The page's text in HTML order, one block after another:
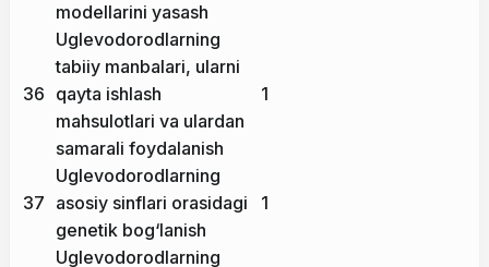
modellarini yasash
36
Uglevodorodlarning
tabiiy manbalari, ularni
qayta ishlash
mahsulotlari va ulardan
samarali foydalanish
1
37
Uglevodorodlarning
asosiy sinflari orasidagi
genetik bog‘lanish
1
Uglevodorodlarning